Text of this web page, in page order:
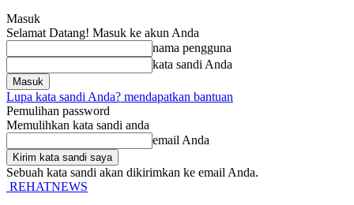
Masuk
Selamat Datang! Masuk ke akun Anda
nama pengguna
kata sandi Anda
Lupa kata sandi Anda? mendapatkan bantuan
Pemulihan password
Memulihkan kata sandi anda
email Anda
Sebuah kata sandi akan dikirimkan ke email Anda.
REHATNEWS